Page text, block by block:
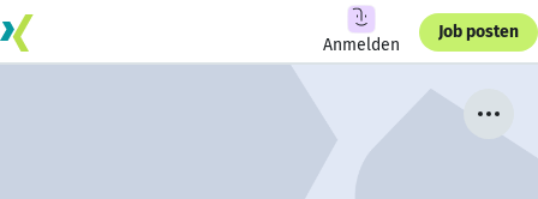
Anmelden
Job posten